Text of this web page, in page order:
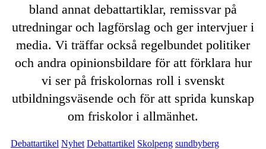
bland annat debattartiklar, remissvar på
utredningar och lagförslag och ger intervjuer i
media. Vi träffar också regelbundet politiker
och andra opinionsbildare för att förklara hur
vi ser på friskolornas roll i svenskt
utbildningsväsende och för att sprida kunskap
om friskolor i allmänhet.
Debattartikel Nyhet Debattartikel Skolpeng sundbyberg